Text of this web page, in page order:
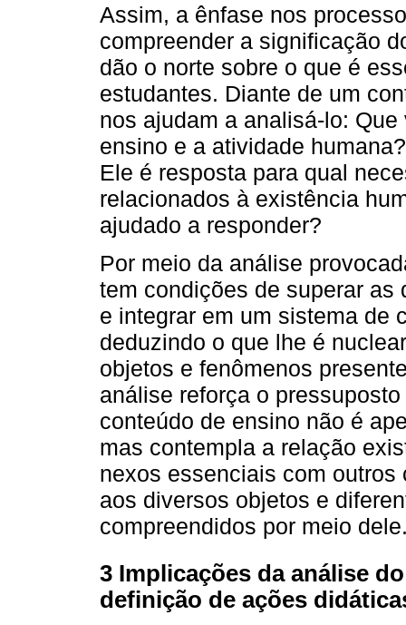
Assim, a ênfase nos
compreender a significação
dão o norte sobre o que é
estudantes. Diante de um
nos ajudam a analisá-lo:
ensino e a atividade
Ele é resposta para qual
relacionados à existência
ajudado a responder?
Por meio da análise
tem condições de superar
e integrar em um sistema de
deduzindo o que lhe é
objetos e fenômenos
análise reforça o
conteúdo de ensino não é
mas contempla a relação
nexos essenciais com
aos diversos objetos e
compreendidos por meio
3 Implicações da análise
definição de ações